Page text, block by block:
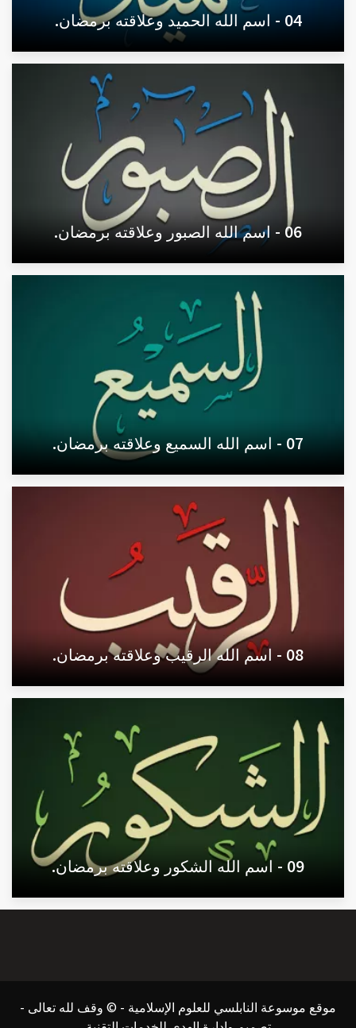
04 - اسم الله الحميد وعلاقته برمضان.
06 - اسم الله الصبور وعلاقته برمضان.
07 - اسم الله السميع وعلاقته برمضان.
08 - اسم الله الرقيب وعلاقته برمضان.
09 - اسم الله الشكور وعلاقته برمضان.
موقع موسوعة النابلسي للعلوم الإسلامية - © وقف لله تعالى -